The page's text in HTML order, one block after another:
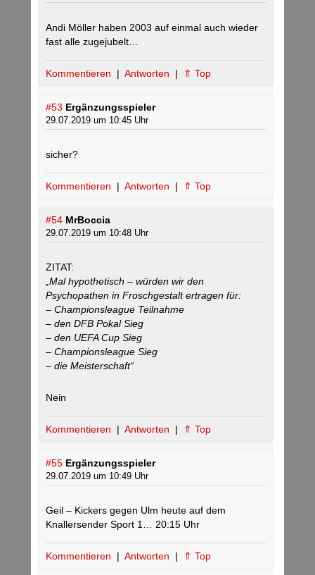
Andi Möller haben 2003 auf einmal auch wieder
fast alle zugejubelt…
Kommentieren | Antworten | ⇑ Top
#53 Ergänzungsspieler
29.07.2019 um 10:45 Uhr
sicher?
Kommentieren | Antworten | ⇑ Top
#54 MrBoccia
29.07.2019 um 10:48 Uhr
ZITAT:
„Mal hypothetisch – würden wir den
Psychopathen in Froschgestalt ertragen für:
– Championsleague Teilnahme
– den DFB Pokal Sieg
– den UEFA Cup Sieg
– Championsleague Sieg
– die Meisterschaft“
Nein
Kommentieren | Antworten | ⇑ Top
#55 Ergänzungsspieler
29.07.2019 um 10:49 Uhr
Geil – Kickers gegen Ulm heute auf dem
Knallersender Sport 1… 20:15 Uhr
Kommentieren | Antworten | ⇑ Top